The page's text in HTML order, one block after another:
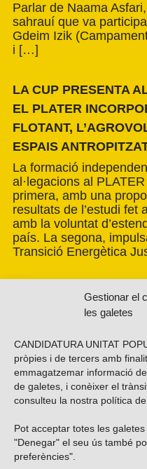
Gestionar el
les galetes
CANDIDATURA UNITAT
pròpies i de tercers amb
emmagatzemar informació
de galetes, i conèixer el
consulteu la nostra política
Pot acceptar totes les
"Denegar" el seu ús també
preferències".
Parlar de Naama
sahrauí que va
Gdeim Izik
i […]
LA CUP PRESENTA
EL PLATER
FLOTANT,
ESPAIS
La formació
al·legacions al
primera, amb una
resultats de l’estudi fet
amb la voluntat
país. La segona,
Transició Energètica
Vols